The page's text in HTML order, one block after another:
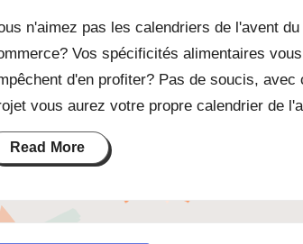
n'aimez pas les calendriers de l'avent du
Vos spécificités alimentaires vous
d'en profiter? Pas de soucis, avec
vous aurez votre propre calendrier de
Read More